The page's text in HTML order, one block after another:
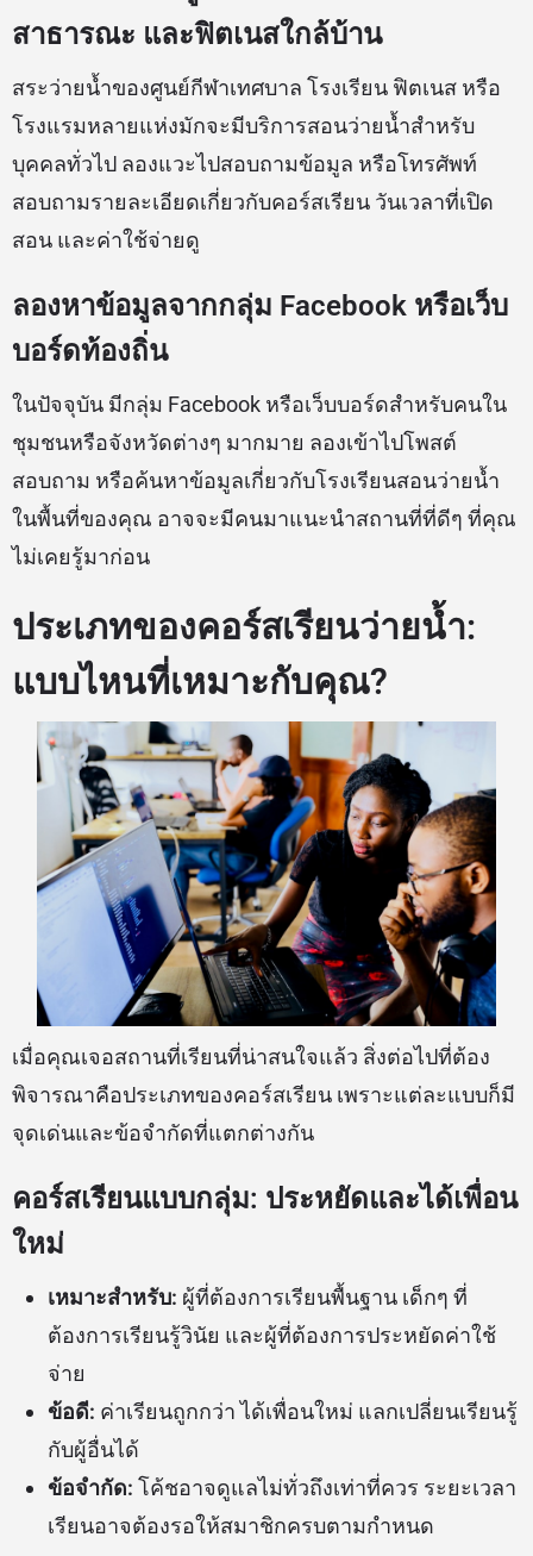
สาธารณะ และฟิตเนสใกล้บ้าน
สระว่ายน้ำของศูนย์กีฬาเทศบาล โรงเรียน ฟิตเนส หรือ
โรงแรมหลายแห่งมักจะมีบริการสอนว่ายน้ำสำหรับ
บุคคลทั่วไป ลองแวะไปสอบถามข้อมูล หรือโทรศัพท์
สอบถามรายละเอียดเกี่ยวกับคอร์สเรียน วันเวลาที่เปิด
สอน และค่าใช้จ่ายดู
ลองหาข้อมูลจากกลุ่ม Facebook หรือเว็บ
บอร์ดท้องถิ่น
ในปัจจุบัน มีกลุ่ม Facebook หรือเว็บบอร์ดสำหรับคนใน
ชุมชนหรือจังหวัดต่างๆ มากมาย ลองเข้าไปโพสต์
สอบถาม หรือค้นหาข้อมูลเกี่ยวกับโรงเรียนสอนว่ายน้ำ
ในพื้นที่ของคุณ อาจจะมีคนมาแนะนำสถานที่ที่ดีๆ ที่คุณ
ไม่เคยรู้มาก่อน
ประเภทของคอร์สเรียนว่ายน้ำ:
แบบไหนที่เหมาะกับคุณ?
เมื่อคุณเจอสถานที่เรียนที่น่าสนใจแล้ว สิ่งต่อไปที่ต้อง
พิจารณาคือประเภทของคอร์สเรียน เพราะแต่ละแบบก็มี
จุดเด่นและข้อจำกัดที่แตกต่างกัน
คอร์สเรียนแบบกลุ่ม: ประหยัดและได้เพื่อน
ใหม่
เหมาะสำหรับ: ผู้ที่ต้องการเรียนพื้นฐาน เด็กๆ ที่
ต้องการเรียนรู้วินัย และผู้ที่ต้องการประหยัดค่าใช้
จ่าย
ข้อดี: ค่าเรียนถูกกว่า ได้เพื่อนใหม่ แลกเปลี่ยนเรียนรู้
กับผู้อื่นได้
ข้อจำกัด: โค้ชอาจดูแลไม่ทั่วถึงเท่าที่ควร ระยะเวลา
เรียนอาจต้องรอให้สมาชิกครบตามกำหนด